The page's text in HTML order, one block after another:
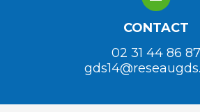
CONTACT
02 31 44 86 87